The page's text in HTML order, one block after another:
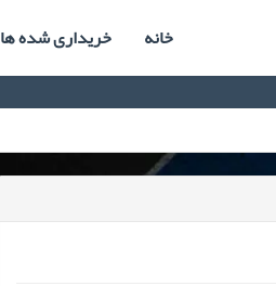
خانه خریداری شده ها